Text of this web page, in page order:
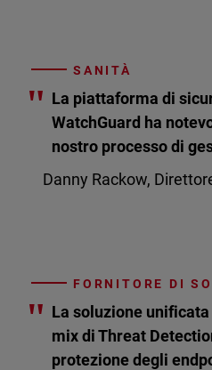
SANITÀ
" La piattaforma di
WatchGuard ha
nostro processo di
Danny Rackow,
FORNITORE DI
" La soluzione
mix di Threat
protezione degli